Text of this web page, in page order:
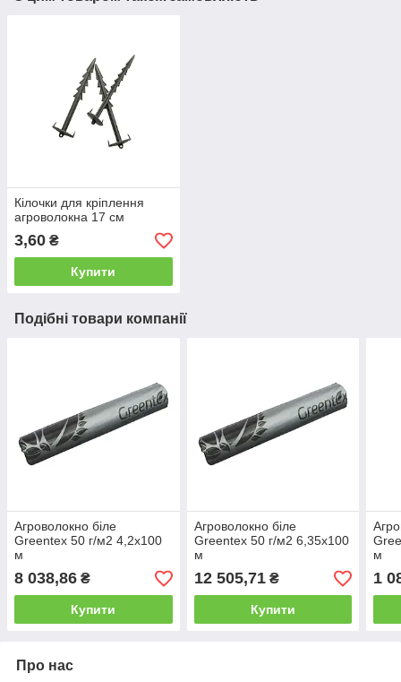
Кілочки для кріплення
агроволокна 17 см
3,60 ₴
Купити
Подібні товари компанії
Агроволокно біле
Greentex 50 г/м2 4,2x100
м
8 038,86 ₴
Купити
Агроволокно біле
Greentex 50 г/м2 6,35x100
м
12 505,71₴
Купити
м
1
Про нас